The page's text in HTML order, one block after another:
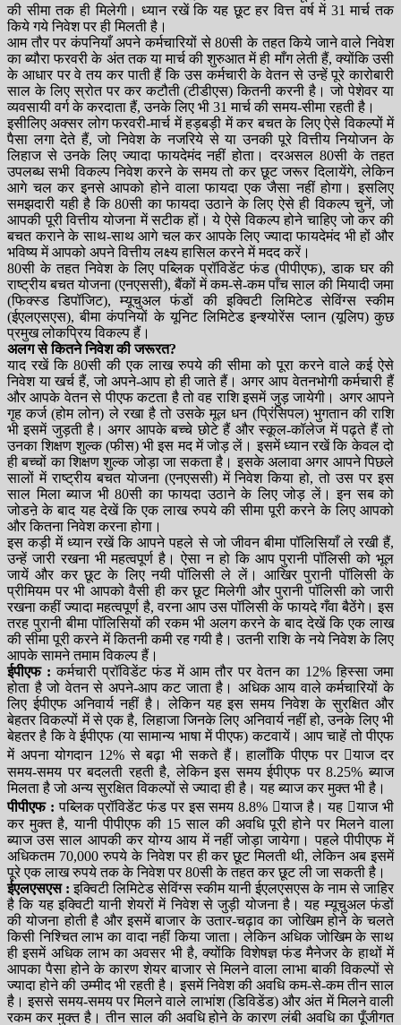
की सीमा तक ही मिलेगी। ध्यान रखें कि यह छूट हर वित्त वर्ष में 31 मार्च तक
किये गये निवेश पर ही मिलती है।
आम तौर पर कंपनियाँ अपने कर्मचारियों से 80सी के तहत किये जाने वाले निवेश
का ब्यौरा फरवरी के अंत तक या मार्च की शुरुआत में ही माँग लेती हैं, क्योंकि उसी
के आधार पर वे तय कर पाती हैं कि उस कर्मचारी के वेतन से उन्हें पूरे कारोबारी
साल के लिए स्रोत पर कर कटौती (टीडीएस) कितनी करनी है। जो पेशेवर या
व्यवसायी वर्ग के करदाता हैं, उनके लिए भी 31 मार्च की समय-सीमा रहती है।
इसीलिए अक्सर लोग फरवरी-मार्च में हड़बड़ी में कर बचत के लिए ऐसे विकल्पों में
पैसा लगा देते हैं, जो निवेश के नजरिये से या उनकी पूरे वित्तीय नियोजन के
लिहाज से उनके लिए ज्यादा फायदेमंद नहीं होता। दरअसल 80सी के तहत
उपलब्ध सभी विकल्प निवेश करने के समय तो कर छूट जरूर दिलायेंगे, लेकिन
आगे चल कर इनसे आपको होने वाला फायदा एक जैसा नहीं होगा। इसलिए
समझदारी यही है कि 80सी का फायदा उठाने के लिए ऐसे ही विकल्प चुनें, जो
आपकी पूरी वित्तीय योजना में सटीक हों। ये ऐसे विकल्प होने चाहिए जो कर की
बचत कराने के साथ-साथ आगे चल कर आपके लिए ज्यादा फायदेमंद भी हों और
भविष्य में आपको अपने वित्तीय लक्ष्य हासिल करने में मदद करें।
80सी के तहत निवेश के लिए पब्लिक प्रॉविडेंट फंड (पीपीएफ), डाक घर की
राष्ट्रीय बचत योजना (एनएससी), बैंकों में कम-से-कम पाँच साल की मियादी जमा
(फिक्स्ड डिपॉजिट), म्यूचुअल फंडों की इक्विटी लिमिटेड सेविंग्स स्कीम
(ईएलएसएस), बीमा कंपनियों के यूनिट लिमिटेड इन्श्योरेंस प्लान (यूलिप) कुछ
प्रमुख लोकप्रिय विकल्प हैं।
अलग से कितने निवेश की जरूरत?
याद रखें कि 80सी की एक लाख रुपये की सीमा को पूरा करने वाले कई ऐसे
निवेश या खर्च हैं, जो अपने-आप हो ही जाते हैं। अगर आप वेतनभोगी कर्मचारी हैं
और आपके वेतन से पीएफ कटता है तो वह राशि इसमें जुड़ जायेगी। अगर आपने
गृह कर्ज (होम लोन) ले रखा है तो उसके मूल धन (प्रिंसिपल) भुगतान की राशि
भी इसमें जुड़ती है। अगर आपके बच्चे छोटे हैं और स्कूल-कॉलेज में पढ़ते हैं तो
उनका शिक्षण शुल्क (फीस) भी इस मद में जोड़ लें। इसमें ध्यान रखें कि केवल दो
ही बच्चों का शिक्षण शुल्क जोड़ा जा सकता है। इसके अलावा अगर आपने पिछले
सालों में राष्ट्रीय बचत योजना (एनएससी) में निवेश किया हो, तो उस पर इस
साल मिला ब्याज भी 80सी का फायदा उठाने के लिए जोड़ लें। इन सब को
जोडऩे के बाद यह देखें कि एक लाख रुपये की सीमा पूरी करने के लिए आपको
और कितना निवेश करना होगा।
इस कड़ी में ध्यान रखें कि आपने पहले से जो जीवन बीमा पॉलिसियाँ ले रखी हैं,
उन्हें जारी रखना भी महत्वपूर्ण है। ऐसा न हो कि आप पुरानी पॉलिसी को भूल
जायें और कर छूट के लिए नयी पॉलिसी ले लें। आखिर पुरानी पॉलिसी के
प्रीमियम पर भी आपको वैसी ही कर छूट मिलेगी और पुरानी पॉलिसी को जारी
रखना कहीं ज्यादा महत्वपूर्ण है, वरना आप उस पॉलिसी के फायदे गँवा बैठेंगे। इस
तरह पुरानी बीमा पॉलिसियों की रकम भी अलग करने के बाद देखें कि एक लाख
की सीमा पूरी करने में कितनी कमी रह गयी है। उतनी राशि के नये निवेश के लिए
आपके सामने तमाम विकल्प हैं।
ईपीएफ : कर्मचारी प्रॉविडेंट फंड में आम तौर पर वेतन का 12% हिस्सा जमा
होता है जो वेतन से अपने-आप कट जाता है। अधिक आय वाले कर्मचारियों के
लिए ईपीएफ अनिवार्य नहीं है। लेकिन यह इस समय निवेश के सुरक्षित और
बेहतर विकल्पों में से एक है, लिहाजा जिनके लिए अनिवार्य नहीं हो, उनके लिए भी
बेहतर है कि वे ईपीएफ (या सामान्य भाषा में पीएफ) कटवायें। आप चाहें तो पीएफ
में अपना योगदान 12% से बढ़ा भी सकते हैं। हालाँकि पीएफ पर याज दर
समय-समय पर बदलती रहती है, लेकिन इस समय ईपीएफ पर 8.25% ब्याज
मिलता है जो अन्य सुरक्षित विकल्पों से ज्यादा ही है। यह ब्याज कर मुक्त भी है।
पीपीएफ : पब्लिक प्रॉविडेंट फंड पर इस समय 8.8% याज है। यह याज भी
कर मुक्त है, यानी पीपीएफ की 15 साल की अवधि पूरी होने पर मिलने वाला
ब्याज उस साल आपकी कर योग्य आय में नहीं जोड़ा जायेगा। पहले पीपीएफ में
अधिकतम 70,000 रुपये के निवेश पर ही कर छूट मिलती थी, लेकिन अब इसमें
पूरे एक लाख रुपये तक के निवेश पर 80सी के तहत कर छूट ली जा सकती है।
ईएलएसएस : इक्विटी लिमिटेड सेविंग्स स्कीम यानी ईएलएसएस के नाम से जाहिर
है कि यह इक्विटी यानी शेयरों में निवेश से जुड़ी योजना है। यह म्यूचुअल फंडों
की योजना होती है और इसमें बाजार के उतार-चढ़ाव का जोखिम होने के चलते
किसी निश्चित लाभ का वादा नहीं किया जाता। लेकिन अधिक जोखिम के साथ
ही इसमें अधिक लाभ का अवसर भी है, क्योंकि विशेषज्ञ फंड मैनेजर के हाथों में
आपका पैसा होने के कारण शेयर बाजार से मिलने वाला लाभा बाकी विकल्पों से
ज्यादा होने की उम्मीद भी रहती है। इसमें निवेश की अवधि कम-से-कम तीन साल
है। इससे समय-समय पर मिलने वाले लाभांश (डिविडेंड) और अंत में मिलने वाली
रकम कर मुक्त है। तीन साल की अवधि होने के कारण लंबी अवधि का पूँजीगत